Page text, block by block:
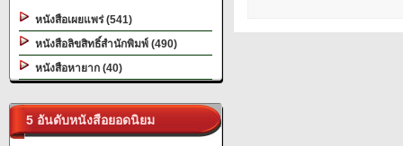
หนังสือเผยแพร่ (541)
หนังสือลิขสิทธิ์สำนักพิมพ์ (490)
หนังสือหายาก (40)
5 อันดับหนังสือยอดนิยม